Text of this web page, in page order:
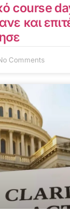
course
και
Comments